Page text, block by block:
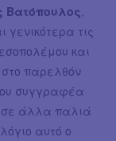
Βατόπουλος
γενικότερα τις
και
παρελθόν
συγγραφέα
σε άλλα παλιά
αυτό ο